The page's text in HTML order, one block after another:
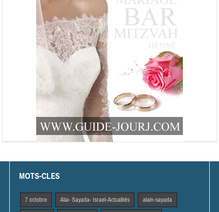
MOTS-CLES
7 octobre Alai- Sayada- Israel-Actualités alain-sayada